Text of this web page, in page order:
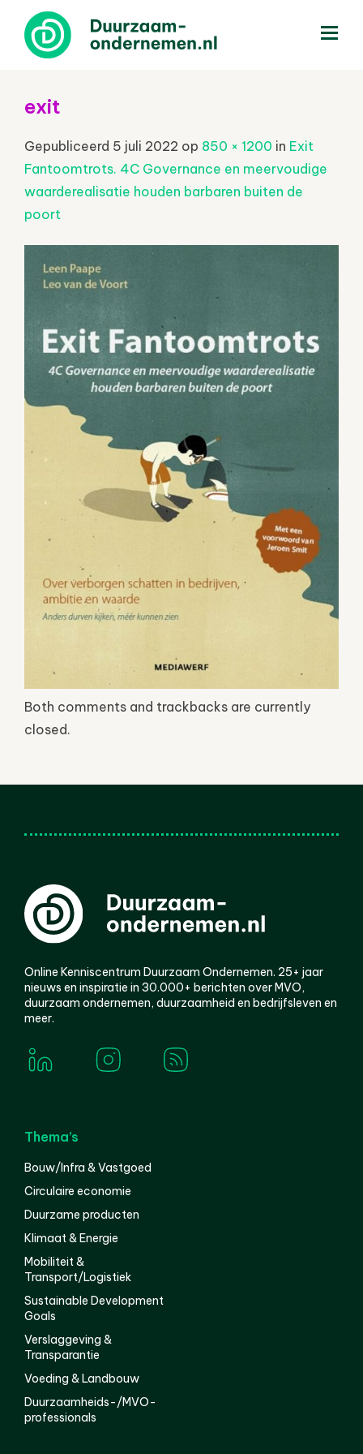
exit
Gepubliceerd 5 juli 2022 op 850 × 1200 in Exit
Fantoomtrots. 4C Governance en meervoudige
waarderealisatie houden barbaren buiten de
poort
Both comments and trackbacks are currently
closed.
Online Kenniscentrum Duurzaam Ondernemen. 25+ jaar
nieuws en inspiratie in 30.000+ berichten over MVO,
duurzaam ondernemen, duurzaamheid en bedrijfsleven en
meer.
Thema’s
Bouw/Infra & Vastgoed
Circulaire economie
Duurzame producten
Klimaat & Energie
Mobiliteit &
Transport/Logistiek
Sustainable Development
Goals
Verslaggeving &
Transparantie
Voeding & Landbouw
Duurzaamheids-/MVO-
professionals